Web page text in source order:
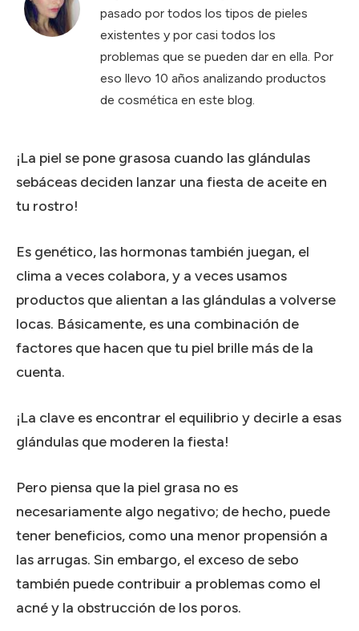
pasado por todos los tipos de pieles
existentes y por casi todos los
problemas que se pueden dar en ella. Por
eso llevo 10 años analizando productos
de cosmética en este blog.
¡La piel se pone grasosa cuando las glándulas
sebáceas deciden lanzar una fiesta de aceite en
tu rostro!
Es genético, las hormonas también juegan, el
clima a veces colabora, y a veces usamos
productos que alientan a las glándulas a volverse
locas. Básicamente, es una combinación de
factores que hacen que tu piel brille más de la
cuenta.
¡La clave es encontrar el equilibrio y decirle a esas
glándulas que moderen la fiesta!
Pero piensa que la piel grasa no es
necesariamente algo negativo; de hecho, puede
tener beneficios, como una menor propensión a
las arrugas. Sin embargo, el exceso de sebo
también puede contribuir a problemas como el
acné y la obstrucción de los poros.